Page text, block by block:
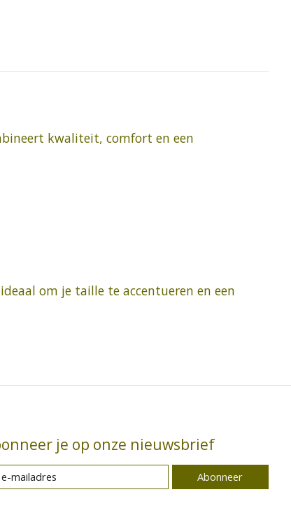
kwaliteit, comfort en een
om je taille te accentueren en een
je op onze nieuwsbrief
Abonneer